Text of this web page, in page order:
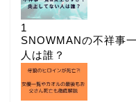
1
SNOWMANの不祥事
人は誰？